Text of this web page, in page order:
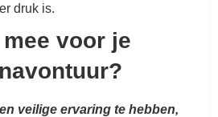
druk is.
voor je
veilige ervaring te hebben,